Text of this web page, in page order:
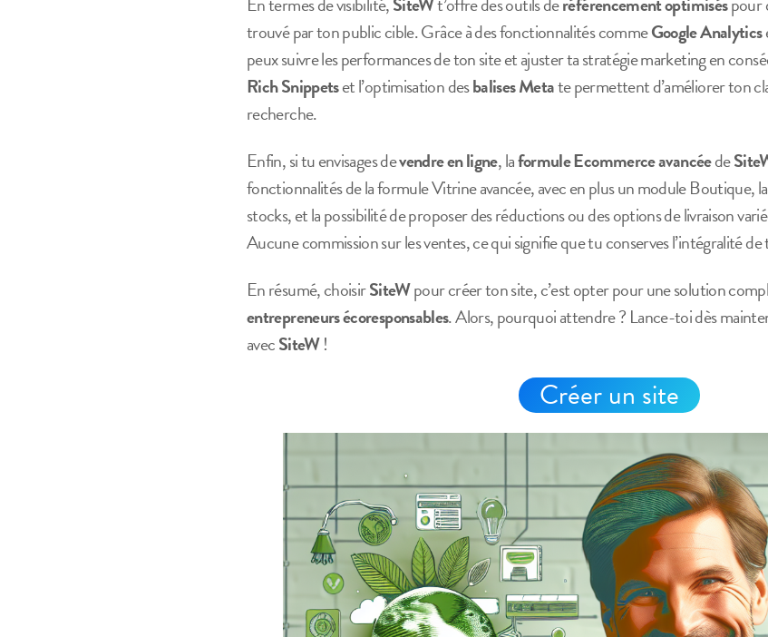
trouvé par ton public cible. Grâce à des fonctionnalités commeGoogle Analytics
peux suivre les performances de ton site et ajuster ta stratégie marketing en
Rich Snippetset l’optimisation desbalises Metate permettent d’améliorer ton
recherche.
Enfin, si tu envisages devendre en ligne, laformule Ecommerce avancéede
fonctionnalités de la formule Vitrine avancée, avec en plus un module Boutique,
stocks, et la possibilité de proposer des réductions ou des options de livraison
Aucune commission sur les ventes, ce qui signifie que tu conserves l’intégralité de
En résumé, choisirSiteWpour créer ton site, c’est opter pour une solution
entrepreneurs écoresponsables. Alors, pourquoi attendre ? Lance-toi dès
avecSiteW!
Créer un site